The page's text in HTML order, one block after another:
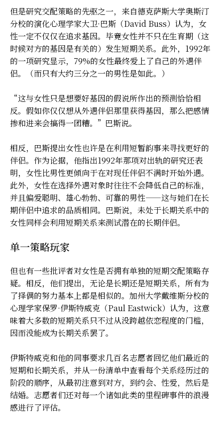
但是研究交配策略的先驱之一，来自德克萨斯大学奥斯汀
分校的演化心理学家大卫·巴斯（David Buss）认为，女
性一定不仅仅在追求基因。毕竟女性并不只在生育期（这
时候对方的基因是有关的）发生短期关系。此外，1992年
的一项研究显示，79%的女性最终爱上了自己的外遇伴
侣。（而只有大约三分之一的男性是如此。）
“这与女性只是想要好基因的假说所作出的预测恰恰相
反。假如你仅仅想从外遇伴侣那里获得基因，那么把感情
掺和进来会搞得一团糟。”巴斯说。
相反，巴斯提出女性也许是在利用短暂韵事来寻找更好的
伴侣。作为论据，他指出1992年那项对出轨的研究还表
明，女性比男性更倾向于在对现任伴侣不满时开始外遇。
此外，女性在选择外遇对象时往往不会降低自己的标准，
并且偏爱聪明、雄心勃勃、可靠的男性——这与她们在长
期伴侣中追求的品质相同。巴斯说，未处于长期关系中的
女性同样会利用短期关系来测试潜在的长期伴侣。
单一策略玩家
但也有一些批评者对女性是否拥有单独的短期交配策略存
疑。相反，他们提出，无论是长期还是短期关系，所有为
了择偶的努力基本上都是相似的。加州大学戴维斯分校的
心理学家保罗·伊斯特威克（Paul Eastwick）认为，这意
味着大多数的短期关系只不过从没跨越依恋程度的门槛，
因而没能成为长期关系罢了。
伊斯特威克和他的同事要求几百名志愿者回忆他们最近的
短期和长期关系，并从一份清单中查看每个关系经历过的
阶段的顺序，从最初注意到对方，到约会、性爱，然后是
结婚。志愿者们还对每一个诸如此类的里程碑事件的浪漫
感进行了评估。